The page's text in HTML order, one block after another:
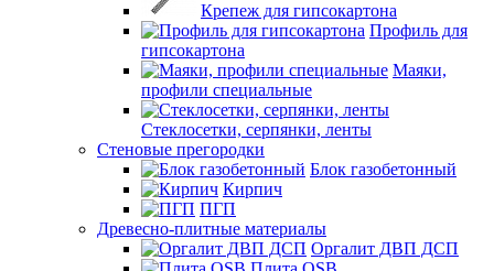
Крепеж для гипсокартона
Профиль для
гипсокартона
Маяки,
профили специальные
Стеклосетки, серпянки, ленты
Стеновые прегородки
Блок газобетонный
Кирпич
ПГП
Древесно-плитные материалы
Оргалит ДВП ДСП